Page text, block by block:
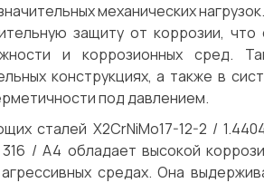
механических
защиту от коррозии,
и коррозионных сред.
конструкциях, а также в
под давлением.
сталей X2CrNiMo17-12-2 /
/ A4 обладает высокой
средах. Она